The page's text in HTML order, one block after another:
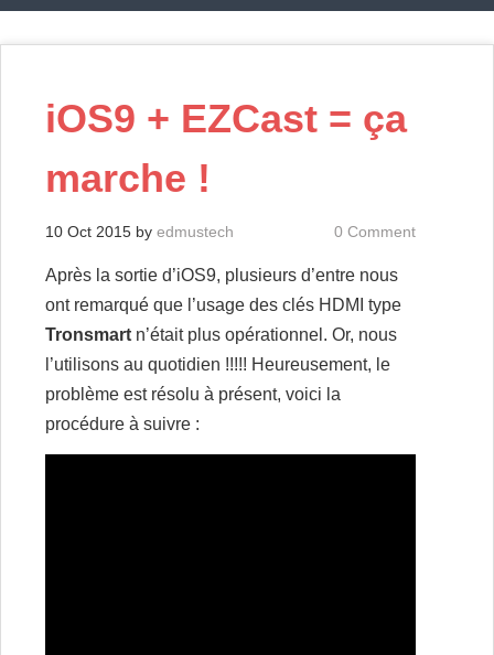
iOS9 + EZCast = ça
marche !
10 Oct 2015 by edmustech 0 Comment
Après la sortie d’iOS9, plusieurs d’entre nous
ont remarqué que l’usage des clés HDMI type
Tronsmart n’était plus opérationnel. Or, nous
l’utilisons au quotidien !!!!! Heureusement, le
problème est résolu à présent, voici la
procédure à suivre :